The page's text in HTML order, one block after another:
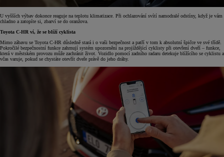
U vyšších výbav dokonce reaguje na teplotu klimatizace. Při ochlazování svítí namodralé odstíny, když je vám
chladno a zatopíte si, zbarví se do oranžova.
Toyota C-HR ví, že se blíží cyklista
Mimo zábavu se Toyota C-HR důsledně stará i o vaši bezpečnost a patří v tom k absolutní špičce ve své třídě.
Pokročilé bezpečnostní funkce zahrnují systém upozornění na projíždějící cyklisty při otevření dveří – funkce,
která v městském provozu může zachránit život. Vozidlo pomocí zadního radaru detekuje blížícího se cyklistu a
včas varuje, pokud se chystáte otevřít dveře právě do jeho dráhy.